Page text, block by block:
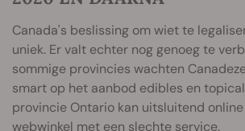
Canada's beslissing om wiet te
uniek. Er valt echter nog genoeg te
sommige provincies wachten
smart op het aanbod edibles en
provincie Ontario kan uitsluitend
webwinkel met een slechte service.